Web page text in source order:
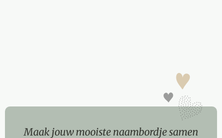
Maak jouw mooiste naambordje samen